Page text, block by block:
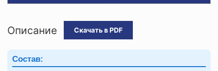
Описание Скачать в PDF
Состав: